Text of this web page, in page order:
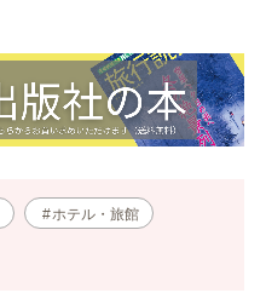
ホテル・旅館